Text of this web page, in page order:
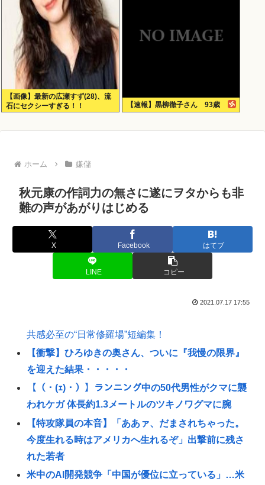
【画像】最新の広瀬すず(28)、流
石にセクシーすぎる！！
【速報】黒柳徹子さん 93歳
ホーム 嫌儲
秋元康の作詞力の無さに遂にヲタからも非
難の声があがりはじめる
X Facebook はてブ
LINE コピー
2021.07.17 17:55
共感必至の“日常修羅場”短編集！
【衝撃】ひろゆきの奥さん、ついに『我慢の限界』
を迎えた結果・・・・・
【（・(ｪ)・）】ランニング中の50代男性がクマに襲
われケガ 体長約1.3メートルのツキノワグマに腕
【特攻隊員の本音】「ああァ、だまされちゃった。
今度生れる時はアメリカへ生れるぞ」出撃前に残さ
れた若者
米中のAI開発競争「中国が優位に立っている」…米